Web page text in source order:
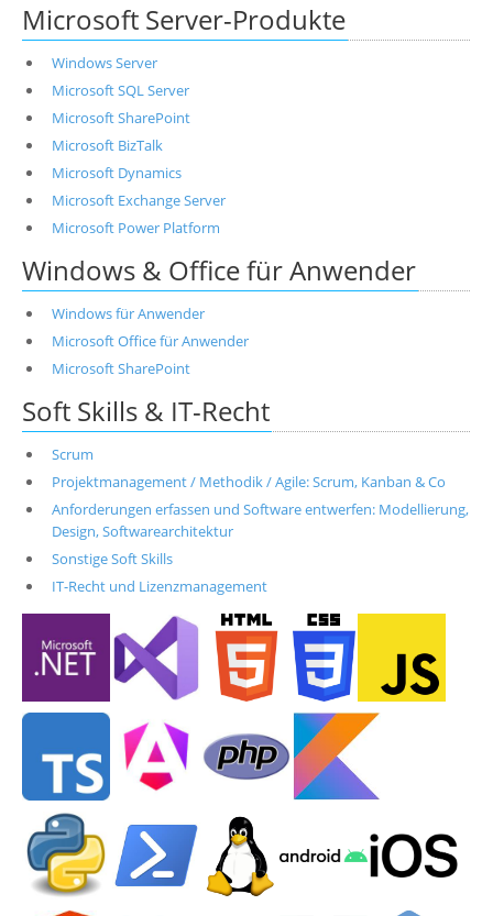
Microsoft Server-Produkte
Windows Server
Microsoft SQL Server
Microsoft SharePoint
Microsoft BizTalk
Microsoft Dynamics
Microsoft Exchange Server
Microsoft Power Platform
Windows & Office für Anwender
Windows für Anwender
Microsoft Office für Anwender
Microsoft SharePoint
Soft Skills & IT-Recht
Scrum
Projektmanagement / Methodik / Agile: Scrum, Kanban & Co
Anforderungen erfassen und Software entwerfen: Modellierung,
Design, Softwarearchitektur
Sonstige Soft Skills
IT-Recht und Lizenzmanagement